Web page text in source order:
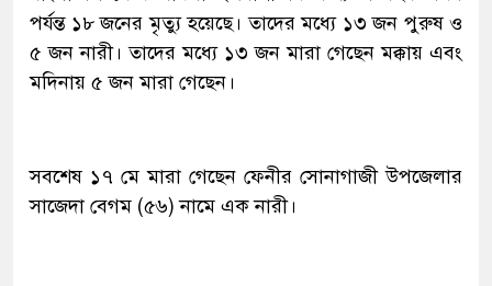
পর্যন্ত ১৮ জনের মৃত্যু হয়েছে। তাদের মধ্যে ১৩ জন পুরুষ ও
৫ জন নারী। তাদের মধ্যে ১৩ জন মারা গেছেন মক্কায় এবং
মদিনায় ৫ জন মারা গেছেন।
সবশেষ ১৭ মে মারা গেছেন ফেনীর সোনাগাজী উপজেলার
সাজেদা বেগম (৫৬) নামে এক নারী।